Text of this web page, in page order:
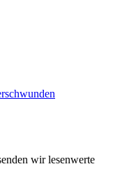
wir lesenwerte